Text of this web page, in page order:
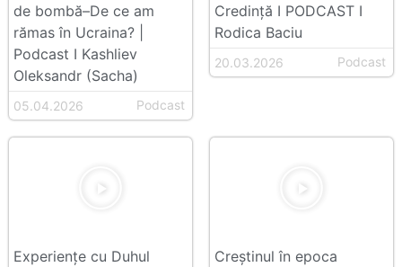
de bombă–De ce am
rămas în Ucraina? |
Podcast I Kashliev
Oleksandr (Sacha)
05.04.2026 Podcast
Credință I PODCAST I
Rodica Baciu
20.03.2026 Podcast
Experiențe cu Duhul
Creștinul în epoca